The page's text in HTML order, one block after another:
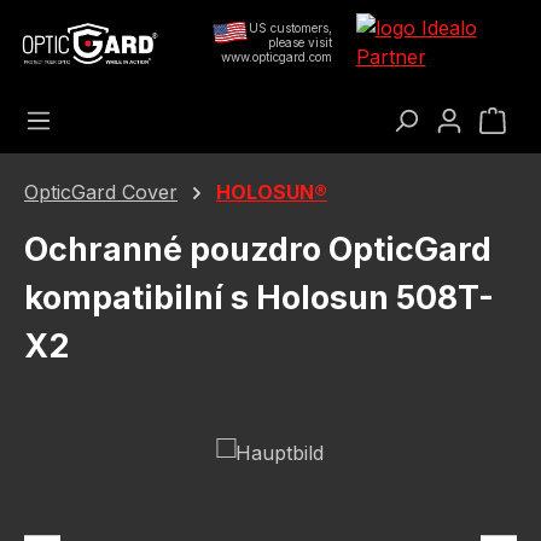
Přejít na hlavní obsah
US customers,
please visit
www.opticgard.com
OpticGard Cover HOLOSUN®
Ochranné pouzdro OpticGard
kompatibilní s Holosun 508T-
X2
Přeskočit galerii obrázků